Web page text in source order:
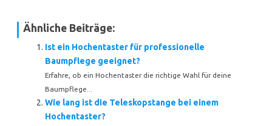
Ähnliche Beiträge:
Ist ein Hochentaster für professionelle
Baumpflege geeignet?
Erfahre, ob ein Hochentaster die richtige Wahl für deine
Baumpflege...
Wie lang ist die Teleskopstange bei einem
Hochentaster?